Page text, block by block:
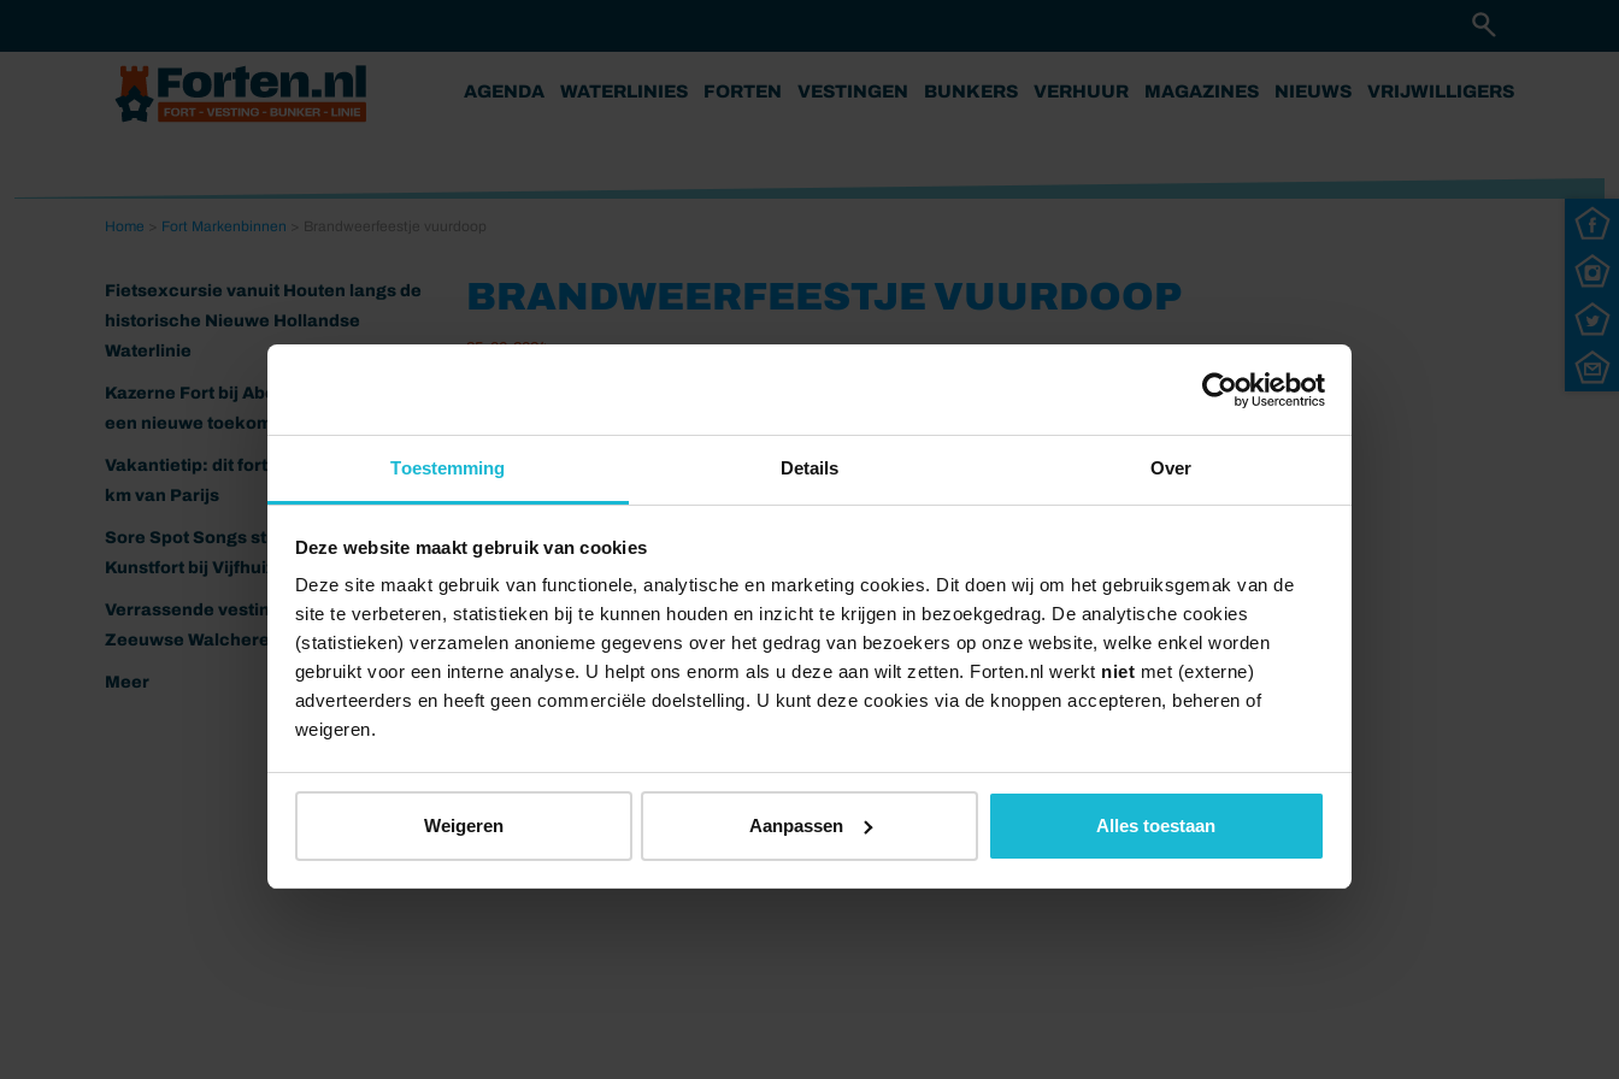
Toestemming Details Over
Deze website maakt gebruik van cookies
Deze site maakt gebruik van functionele, analytische en marketing cookies. Dit doen wij om het gebruiksgemak van de
site te verbeteren, statistieken bij te kunnen houden en inzicht te krijgen in bezoekgedrag. De analytische cookies
(statistieken) verzamelen anonieme gegevens over het gedrag van bezoekers op onze website, welke enkel worden
gebruikt voor een interne analyse. U helpt ons enorm als u deze aan wilt zetten. Forten.nl werkt niet met (externe)
adverteerders en heeft geen commerciële doelstelling. U kunt deze cookies via de knoppen accepteren, beheren of
weigeren.
Weigeren Aanpassen Alles toestaan
AGENDA WATERLINIES FORTEN VESTINGEN BUNKERS VERHUUR MAGAZINES NIEUWS VRIJWILLIGERS
Home Fort Markenbinnen
Fietsexcursie vanuit Houten langs de
historische Nieuwe Hollandse
Waterlinie
Kazerne Fort bij Abcoude klaar voor
een nieuwe toekomst
Vakantietip: dit fort ligt nog geen 20
km van Parijs
Sore Spot Songs strijkt neer op het
Kunstfort bij Vijfhuizen
Verrassende vestingen van het
Zeeuwse Walcheren
Meer
BRANDWEERFEESTJE VUURDOOP
25-06-2024
© 2026 Stichting Forten Nederland Over ons Doneer nu Disclaimer Contact Forten.nl wordt ondersteund door de